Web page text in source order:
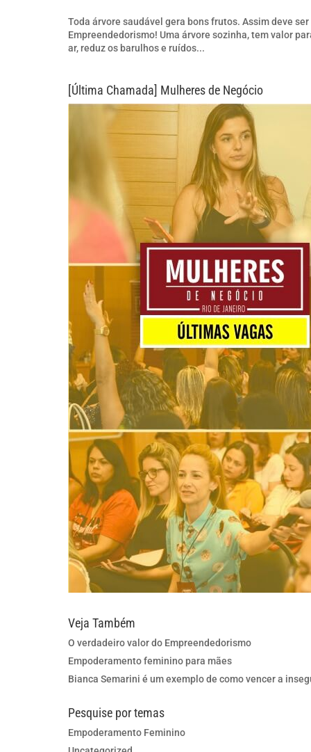
Toda árvore saudável gera bons frutos. Assim deve
Empreendedorismo! Uma árvore sozinha, tem valor
ar, reduz os barulhos e ruídos...
[Última Chamada] Mulheres de Negócio
Veja Também
O verdadeiro valor do Empreendedorismo
Empoderamento feminino para mães
Bianca Semarini é um exemplo de como vencer a
Pesquise por temas
Empoderamento Feminino